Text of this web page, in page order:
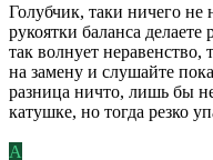
Голубчик, таки ничего
рукоятки баланса
так волнует
на замену и слушайте
разница ничто, лишь бы
катушке, но тогда резко
А